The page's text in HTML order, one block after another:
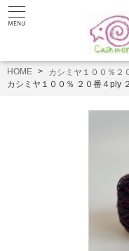
HOME カシミヤ１００％２
カシミヤ１００％ ２０番４ply